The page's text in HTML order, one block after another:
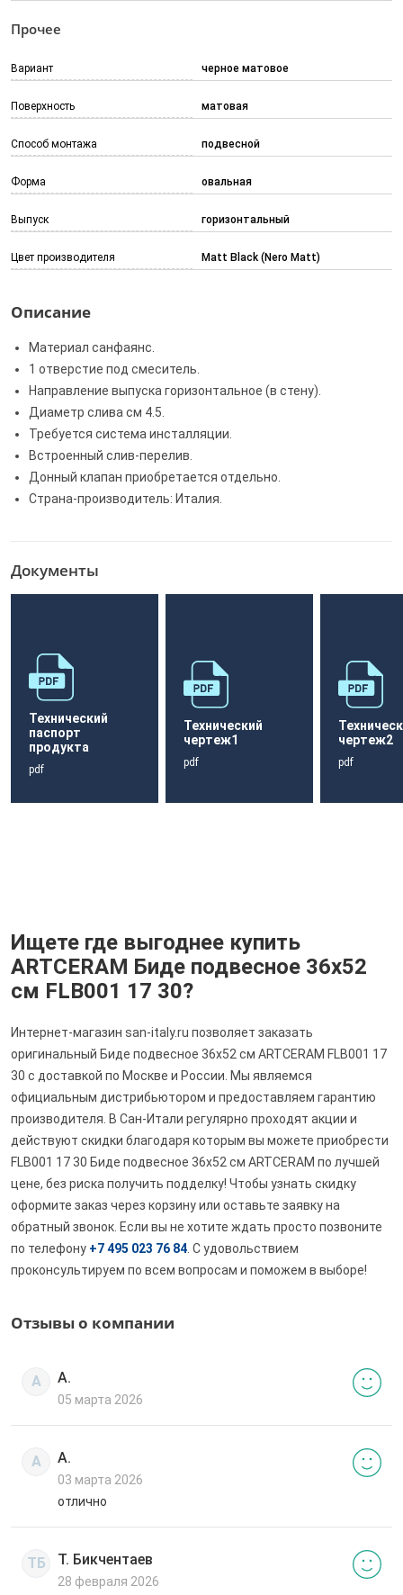
Прочее
Вариант черное матовое
Поверхность матовая
Способ монтажа подвесной
Форма овальная
Выпуск горизонтальный
Цвет производителя Matt Black (Nero Matt)
Описание
Материал санфаянс.
1 отверстие под смеситель.
Направление выпуска горизонтальное (в стену).
Диаметр слива см 4.5.
Требуется система инсталляции.
Встроенный слив-перелив.
Донный клапан приобретается отдельно.
Страна-производитель: Италия.
Документы
Технический
паспорт
продукта
pdf
Технический
чертеж1
pdf
чертеж2
pdf
Ищете где выгоднее купить
ARTCERAM Биде подвесное 36х52
см FLB001 17 30?
Интернет-магазин san-italy.ru позволяет заказать
оригинальный Биде подвесное 36х52 см ARTCERAM FLB001 17
30 с доставкой по Москве и России. Мы являемся
официальным дистрибьютором и предоставляем гарантию
производителя. В Сан-Итали регулярно проходят акции и
действуют скидки благодаря которым вы можете приобрести
FLB001 17 30 Биде подвесное 36х52 см ARTCERAM по лучшей
цене, без риска получить подделку! Чтобы узнать скидку
оформите заказ через корзину или оставьте заявку на
обратный звонок. Если вы не хотите ждать просто позвоните
по телефону +7 495 023 76 84 . С удовольствием
проконсультируем по всем вопросам и поможем в выборе!
Отзывы о компании
А А.
05 марта 2026
А А.
03 марта 2026
отлично
ТБ Т. Бикчентаев
28 февраля 2026